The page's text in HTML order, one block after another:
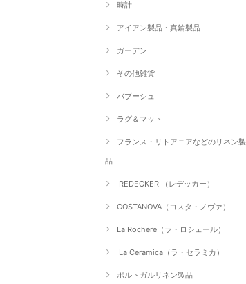
時計
アイアン製品・真鍮製品
ガーデン
その他雑貨
バブーシュ
ラグ＆マット
フランス・リトアニアなどのリネン製
品
REDECKER （レデッカー）
COSTANOVA（コスタ・ノヴァ）
La Rochere（ラ・ロシェール）
La Ceramica（ラ・セラミカ）
ポルトガルリネン製品